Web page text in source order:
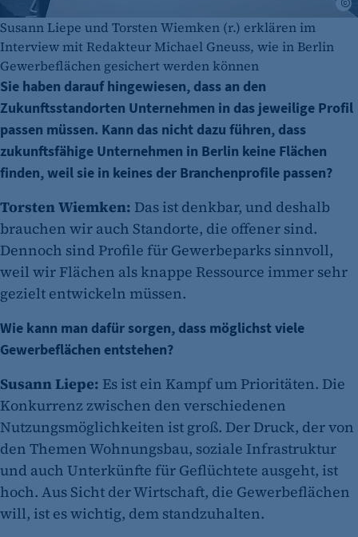
Susann Liepe und Torsten Wiemken (r.) erklären im
Interview mit Redakteur Michael Gneuss, wie in Berlin
Gewerbeflächen gesichert werden können
Sie haben darauf hingewiesen, dass an den
Zukunftsstandorten Unternehmen in das jeweilige Profil
passen müssen. Kann das nicht dazu führen, dass
zukunftsfähige Unternehmen in Berlin keine Flächen
finden, weil sie in keines der Branchenprofile passen?
Torsten Wiemken: Das ist denkbar, und deshalb
brauchen wir auch Standorte, die offener sind.
Dennoch sind Profile für Gewerbeparks sinnvoll,
weil wir Flächen als knappe Ressource immer sehr
gezielt entwickeln müssen.
Wie kann man dafür sorgen, dass möglichst viele
Gewerbeflächen entstehen?
Susann Liepe: Es ist ein Kampf um Prioritäten. Die
Konkurrenz zwischen den verschiedenen
Nutzungsmöglichkeiten ist groß. Der Druck, der von
den Themen Wohnungsbau, soziale Infrastruktur
und auch Unterkünfte für Geflüchtete ausgeht, ist
hoch. Aus Sicht der Wirtschaft, die Gewerbeflächen
will, ist es wichtig, dem standzuhalten.